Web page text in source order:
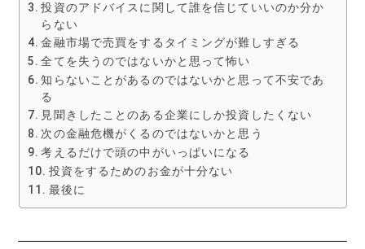
投資のアドバイスに関して誰を信じていいのか分か
らない
金融市場で売買をするタイミングが難しすぎる
全てを失うのではないかと思って怖い
知らないことがあるのではないかと思って不安であ
る
見聞きしたことのある企業にしか投資したくない
次の金融危機がくるのではないかと思う
考えるだけで頭の中がいっぱいになる
投資をするためのお金が十分ない
最後に